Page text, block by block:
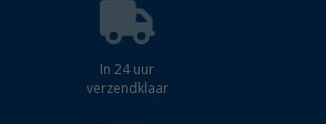
In 24 uur
verzendklaar